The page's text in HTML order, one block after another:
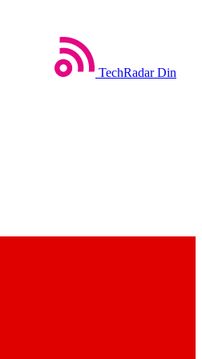
TechRadar Din